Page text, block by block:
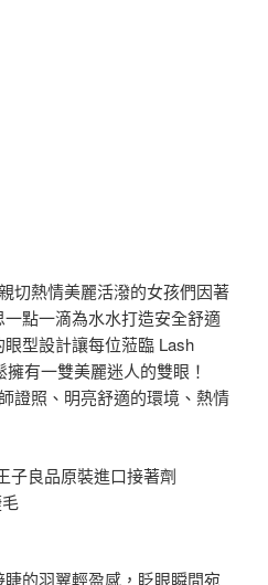
切熱情美麗活潑的女孩們因著
點一滴為水水打造安全舒適
型設計讓每位蒞臨 Lash
有一雙美麗迷人的雙眼！
證照、明亮舒適的環境、熱情
子良品原裝進口接著劑
的羽翼輕盈感，眨眼瞬間宛